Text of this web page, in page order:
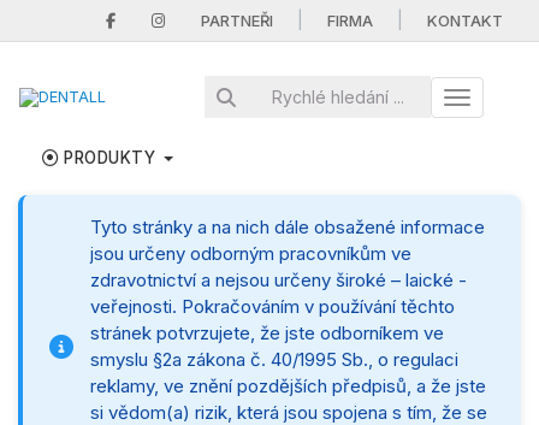
PARTNEŘI FIRMA KONTAKT
Toggle
PRODUKTY
Tyto stránky a na nich dále obsažené informace
jsou určeny odborným pracovníkům ve
zdravotnictví a nejsou určeny široké – laické -
veřejnosti. Pokračováním v používání těchto
stránek potvrzujete, že jste odborníkem ve
smyslu §2a zákona č. 40/1995 Sb., o regulaci
reklamy, ve znění pozdějších předpisů, a že jste
si vědom(a) rizik, která jsou spojena s tím, že se